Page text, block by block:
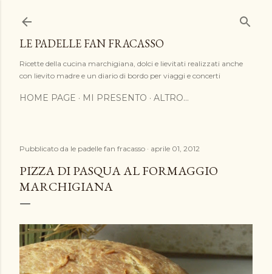
LE PADELLE FAN FRACASSO
Ricette della cucina marchigiana, dolci e lievitati realizzati anche
con lievito madre e un diario di bordo per viaggi e concerti
HOME PAGE MI PRESENTO ALTRO…
Pubblicato da le padelle fan fracasso aprile 01, 2012
PIZZA DI PASQUA AL FORMAGGIO
MARCHIGIANA